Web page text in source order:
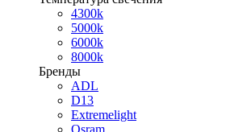
4300k
5000k
6000k
8000k
Бренды
ADL
D13
Extremelight
Osram